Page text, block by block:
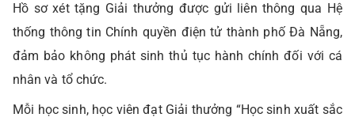
Hồ sơ xét tặng Giải thưởng được gửi liên thông qua Hệ
thống thông tin Chính quyền điện tử thành phố Đà Nẵng,
đảm bảo không phát sinh thủ tục hành chính đối với cá
nhân và tổ chức.
Mỗi học sinh, học viên đạt Giải thưởng “Học sinh xuất sắc